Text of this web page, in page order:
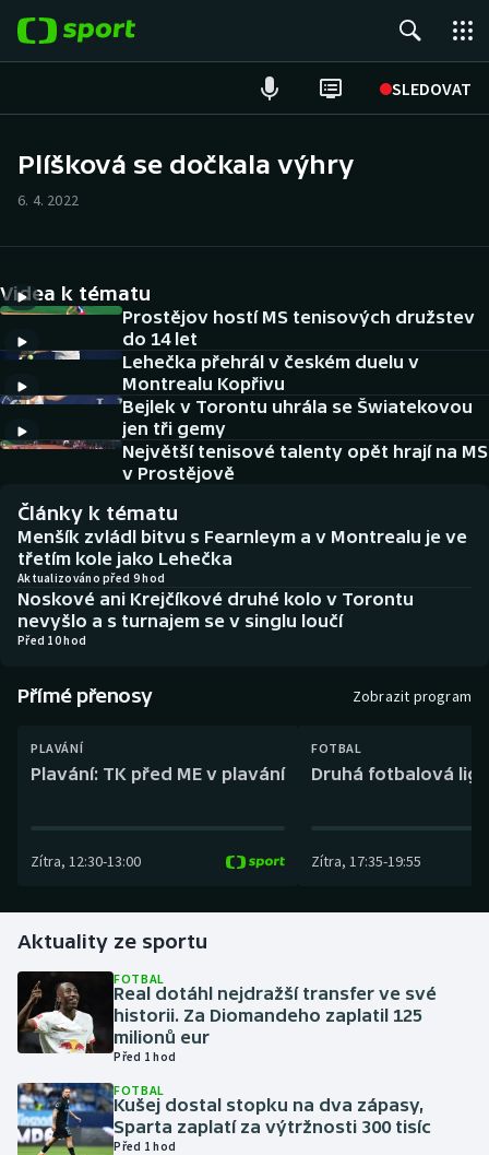
SLEDOVAT
Hokej
Tenis
Atletika
Cyklistika
DALŠÍ SPORTY
Americký fotbal
Baseball a softbal
Basketbal
Biatlon
Curling
Florbal
Golf
Gymnastika
Házená
Jezdectví
NEPŘEHLÉDNĚTE
Soutěže
Historické návraty
Aplikace ČT sport
Plíšková se dočkala výhry
6. 4. 2022
Videa k tématu
Prostějov hostí MS tenisových družstev
do 14 let
Lehečka přehrál v českém duelu v
Montrealu Kopřivu
Bejlek v Torontu uhrála se Šwiatekovou
jen tři gemy
Největší tenisové talenty opět hrají na MS
v Prostějově
Články k tématu
Menšík zvládl bitvu s Fearnleym a v Montrealu je ve
třetím kole jako Lehečka
Aktualizováno před 9 hod
Noskové ani Krejčíkové druhé kolo v Torontu
nevyšlo a s turnajem se v singlu loučí
Před 10 hod
Přímé přenosy Zobrazit program
PLAVÁNÍ
Plavání: TK před ME v plavání
Zítra, 12:30-13:00
FOTBAL
Druhá fotbalová
Zítra, 17:35-19:55
Aktuality ze sportu
FOTBAL
Real dotáhl nejdražší transfer ve své
historii. Za Diomandeho zaplatil 125
milionů eur
Před 1 hod
FOTBAL
Kušej dostal stopku na dva zápasy,
Sparta zaplatí za výtržnosti 300 tisíc
Před 1 hod